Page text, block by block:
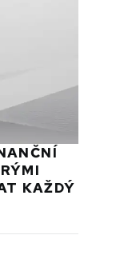
KAŽDÝ